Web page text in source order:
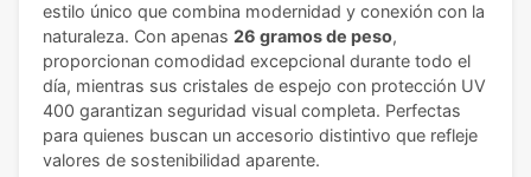
estilo único que combina modernidad y conexión con la
naturaleza. Con apenas 26 gramos de peso,
proporcionan comodidad excepcional durante todo el
día, mientras sus cristales de espejo con protección UV
400 garantizan seguridad visual completa. Perfectas
para quienes buscan un accesorio distintivo que refleje
valores de sostenibilidad aparente.